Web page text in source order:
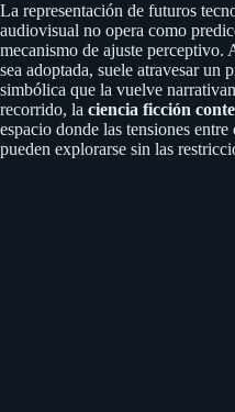
La representación de futuros
audiovisual no opera como
mecanismo de ajuste perceptivo.
sea adoptada, suele atravesar un
simbólica que la vuelve
recorrido, la ciencia ficción
espacio donde las tensiones
pueden explorarse sin las